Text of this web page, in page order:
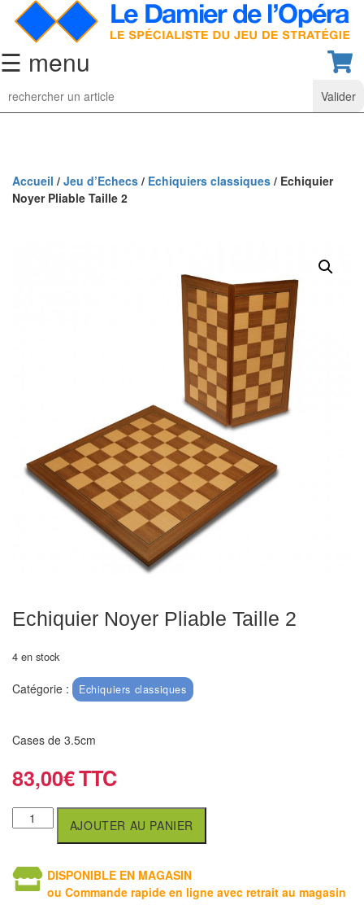
☰ menu
Jeu
d’Echecs
collection
voyage
Echiquiers
électroniques
Echiquiers
Ecoles
clubs
Echiquiers
air
Pendules
Echiquier
pour
Logiciels
Accueil / Jeu d’Echecs / Echiquiers classiques / Echiquier
Noyer Pliable Taille 2
Echiquier Noyer Pliable Taille 2
4 en stock
Catégorie : Echiquiers classiques
Cases de 3.5cm
83,00€
AJOUTER AU PANIER
DISPONIBLE EN MAGASIN
ou Commande rapide en ligne avec retrait au magasin